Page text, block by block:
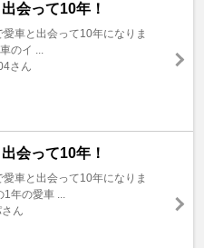
会って10年！
車と出会って10年になりま
のイ ...
さん
会って10年！
車と出会って10年になりま
1年の愛車 ...
ん